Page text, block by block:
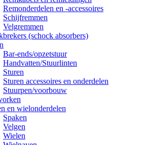
Remonderdelen en -accessoires
Schijfremmen
Velgremmen
(schock absorbers)
Bar-ends/opzetstuur
Handvatten/Stuurlinten
Sturen
Sturen accessoires en onderdelen
Stuurpen/voorbouw
en wielonderdelen
Spaken
Velgen
Wielen